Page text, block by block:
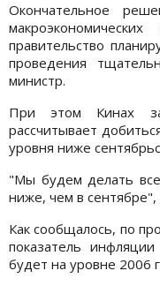
Окончательное
правительство
проведения
министр.
При этом Кинах
рассчитывает
уровня ниже
"Мы будем делать
ниже, чем в
Как сообщалось, по
показатель
будет на уровне 2006